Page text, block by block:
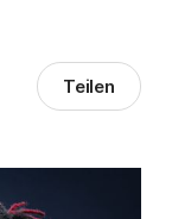
Teilen